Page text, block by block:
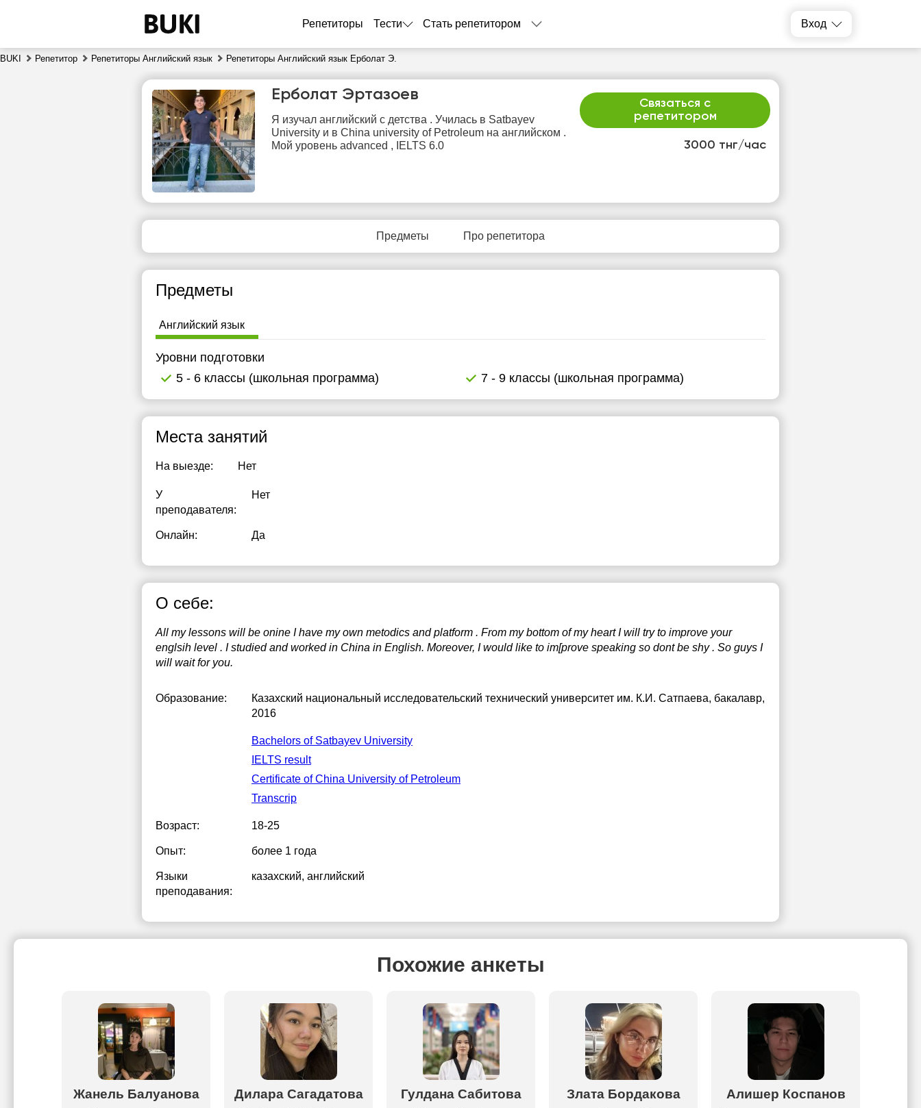
Репетиторы Тести Стать репетитором Вход
BUKI Репетитор Репетиторы Английский язык Репетиторы Английский язык Ерболат Э.
3000 тнг/час
Связаться с
репетитором
Ерболат Эртазоев
Я изучал английский с детства . Училась в Satbayev
University и в China university of Petroleum на английском .
Мой уровень advanced , IELTS 6.0
Предметы Про репетитора
Предметы
Английский язык
Уровни подготовки
5 - 6 классы (школьная программа)
7 - 9 классы (школьная программа)
Места занятий
На выезде: Нет
У
преподавателя:
Нет
Онлайн: Да
О себе:
All my lessons will be onine I have my own metodics and platform . From my bottom of my heart I will try to improve your
englsih level . I studied and worked in China in English. Moreover, I would like to im[prove speaking so dont be shy . So guys I
will wait for you.
Образование: Казахский национальный исследовательский технический университет им. К.И. Сатпаева, бакалавр,
2016
Bachelors of Satbayev University
IELTS result
Certificate of China University of Petroleum
Transcrip
Возраст: 18-25
Опыт: более 1 года
Языки
преподавания:
казахский, английский
Похожие анкеты
Жанель Балуанова Дилара Сагадатова Гулдана Сабитова Злата Бордакова Алишер Коспанов
вс
9
10
11
12
13
14
15
свободных
свободных
Нет
свободных
Нет
свободных
Нет
свободных
свободных
свободных